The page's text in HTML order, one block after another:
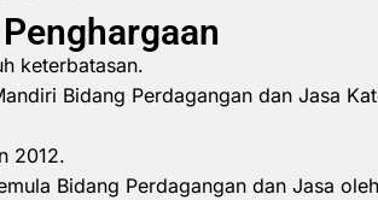
keterbatasan.
Bidang Perdagangan dan Jasa
2012.
Bidang Perdagangan dan Jasa